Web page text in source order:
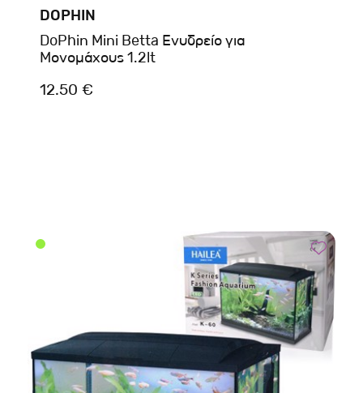
DOPHIN
DoPhin Mini Betta Ενυδρείο για
Μονομάχους 1.2lt
12.50 €